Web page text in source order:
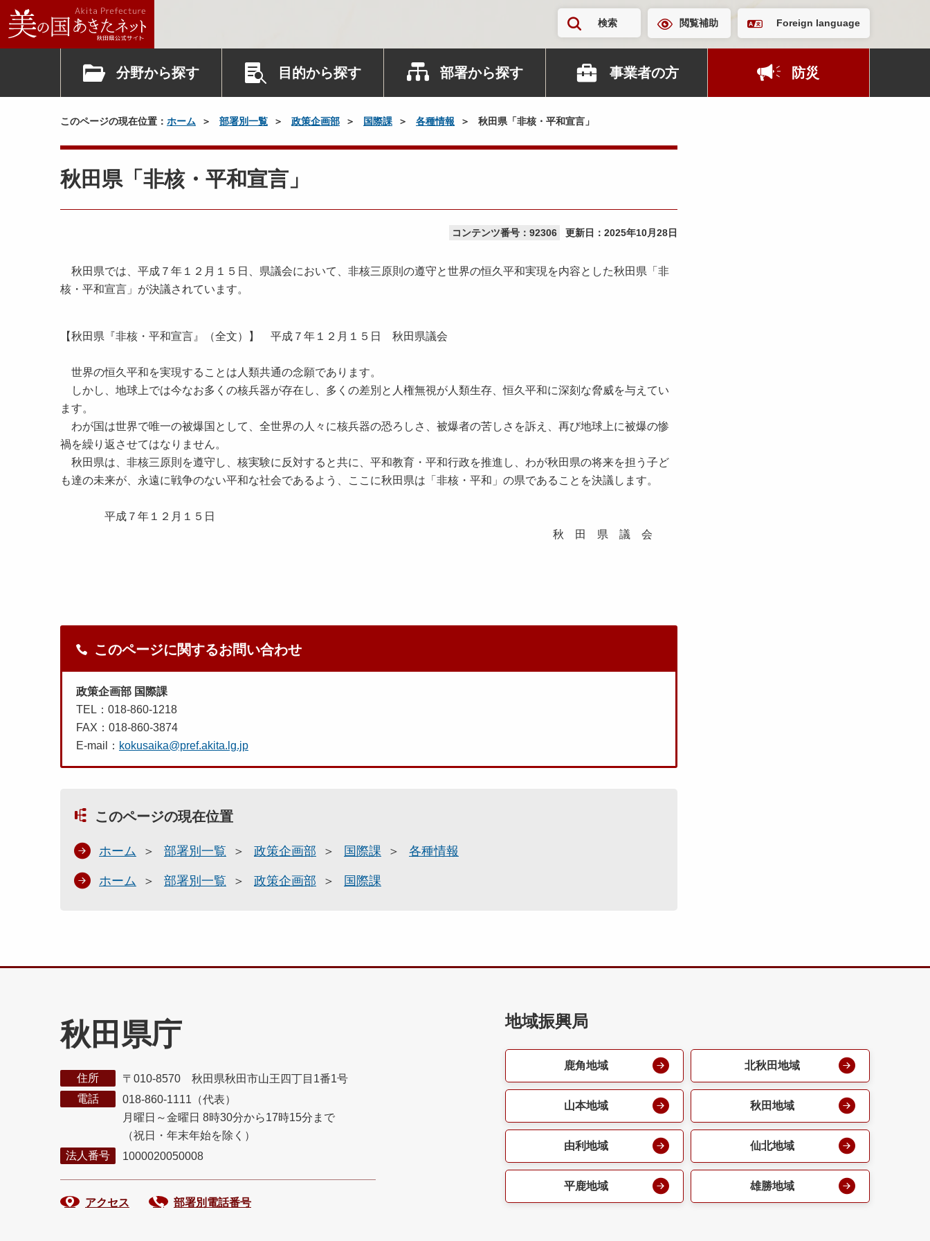
検索 閲覧補助 Foreign language
分野から探す 目的から探す 部署から探す 事業者の方 防災
このページの現在位置： ホーム 部署別一覧 政策企画部 国際課 各種情報 秋田県「非核・平和宣言」
秋田県「非核・平和宣言」
コンテンツ番号：92306 更新日： 2025年10月28日
秋田県では、平成７年１２月１５日、県議会において、非核三原則の遵守と世界の恒久平和実現を内容とした秋田県「非
核・平和宣言」が決議されています。
【秋田県『非核・平和宣言』（全文）】 平成７年１２月１５日 秋田県議会
世界の恒久平和を実現することは人類共通の念願であります。
しかし、地球上では今なお多くの核兵器が存在し、多くの差別と人権無視が人類生存、恒久平和に深刻な脅威を与えてい
ます。
わが国は世界で唯一の被爆国として、全世界の人々に核兵器の恐ろしさ、被爆者の苦しさを訴え、再び地球上に被爆の惨
禍を繰り返させてはなりません。
秋田県は、非核三原則を遵守し、核実験に反対すると共に、平和教育・平和行政を推進し、わが秋田県の将来を担う子ど
も達の未来が、永遠に戦争のない平和な社会であるよう、ここに秋田県は「非核・平和」の県であることを決議します。
平成７年１２月１５日
秋 田 県 議 会
このページに関するお問い合わせ
政策企画部 国際課
TEL：018-860-1218
FAX：018-860-3874
E-mail： kokusaika@pref.akita.lg.jp
このページの現在位置
ホーム 部署別一覧 政策企画部 国際課 各種情報
ホーム 部署別一覧 政策企画部 国際課
秋田県庁
住所
〒010-8570 秋田県秋田市山王四丁目1番1号
電話
018-860-1111（代表）
月曜日～金曜日 8時30分から17時15分まで
（祝日・年末年始を除く）
法人番号
1000020050008
アクセス 部署別電話番号
地域振興局
鹿角地域 北秋田地域
山本地域 秋田地域
由利地域 仙北地域
平鹿地域 雄勝地域